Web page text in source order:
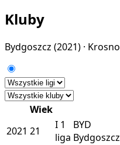
Kluby
Bydgoszcz (2021) · Krosno
Wiek
2021 21 I 1
liga
BYD
Bydgoszcz